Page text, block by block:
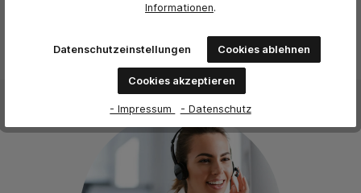
Informationen.
Datenschutzeinstellungen Cookies ablehnen
Cookies akzeptieren
- Impressum - Datenschutz